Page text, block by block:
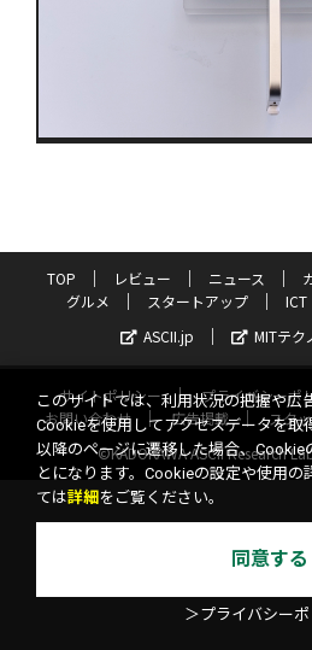
TOP レビュー ニュース
グルメ
スタートアップ ICT
ASCII.jp
MITテク
サイトポリシー プライバシーポ
お問い合わせ
広告掲載 スタ
©KADOKAWA ASCII Research
このサイトでは、利用状況の把握や広
Cookieを使用してアクセスデータを取
以降のページに遷移した場合、Cookie
とになります。Cookieの設定や使用の
ては詳細 をご覧ください。
同意する
＞プライバシー